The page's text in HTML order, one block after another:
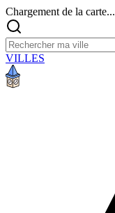
Chargement de la carte...
VILLES